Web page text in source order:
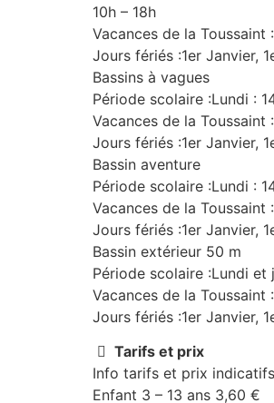
10h – 18h
Vacances de la Toussaint
Jours fériés :1er Janvier,
Bassins à vagues
Période scolaire :Lundi :
Vacances de la Toussaint
Jours fériés :1er Janvier,
Bassin aventure
Période scolaire :Lundi :
Vacances de la Toussaint
Jours fériés :1er Janvier,
Bassin extérieur 50 m
Période scolaire :Lundi et
Vacances de la Toussaint
Jours fériés :1er Janvier,
Tarifs et prix
Info tarifs et prix indicatifs
Enfant 3 – 13 ans 3,60 €